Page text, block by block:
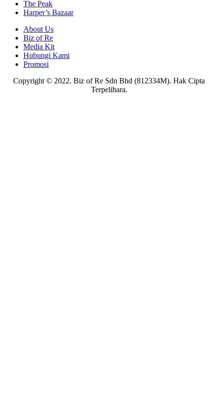
The Peak
Harper’s Bazaar
About Us
Biz of Re
Media Kit
Hubungi Kami
Promosi
Copyright © 2022. Biz of Re Sdn Bhd (812334M). Hak Cipta
Terpelihara.